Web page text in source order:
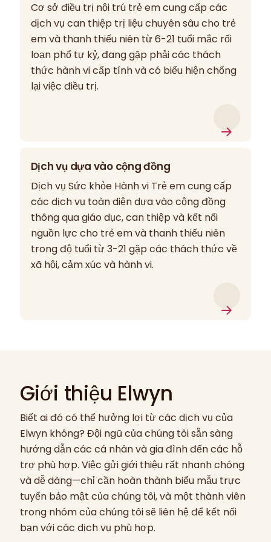
Cơ sở điều trị nội trú trẻ em cung cấp các
dịch vụ can thiệp trị liệu chuyên sâu cho trẻ
em và thanh thiếu niên từ 6-21 tuổi mắc rối
loạn phổ tự kỷ, đang gặp phải các thách
thức hành vi cấp tính và có biểu hiện chống
lại việc điều trị.
Dịch vụ dựa vào cộng đồng
Dịch vụ Sức khỏe Hành vi Trẻ em cung cấp
các dịch vụ toàn diện dựa vào cộng đồng
thông qua giáo dục, can thiệp và kết nối
nguồn lực cho trẻ em và thanh thiếu niên
trong độ tuổi từ 3-21 gặp các thách thức về
xã hội, cảm xúc và hành vi.
Giới thiệu Elwyn
Biết ai đó có thể hưởng lợi từ các dịch vụ của
Elwyn không? Đội ngũ của chúng tôi sẵn sàng
hướng dẫn các cá nhân và gia đình đến các hỗ
trợ phù hợp. Việc gửi giới thiệu rất nhanh chóng
và dễ dàng—chỉ cần hoàn thành biểu mẫu trực
tuyến bảo mật của chúng tôi, và một thành viên
trong nhóm của chúng tôi sẽ liên hệ để kết nối
bạn với các dịch vụ phù hợp.